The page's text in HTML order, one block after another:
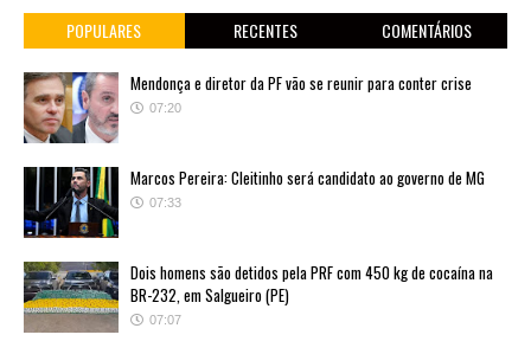
POPULARES RECENTES COMENTÁRIOS
Mendonça e diretor da PF vão se reunir para conter crise
07:20
Marcos Pereira: Cleitinho será candidato ao governo de MG
07:33
Dois homens são detidos pela PRF com 450 kg de cocaína na
BR-232, em Salgueiro (PE)
07:07